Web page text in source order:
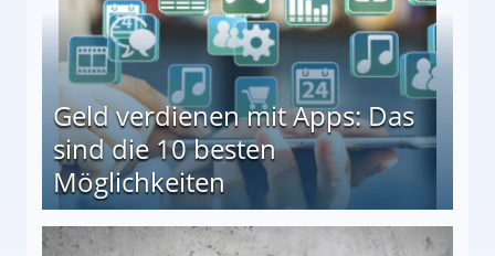
Geld verdienen mit Apps: Das
sind die 10 besten
Möglichkeiten
besten Möglichkeiten